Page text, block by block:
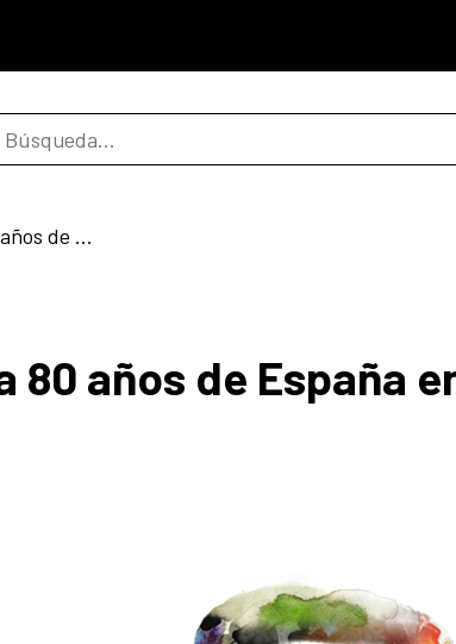
de búsqueda
«Pablo Neruda y España: a 80 años de España en el corazón»
80 años de España